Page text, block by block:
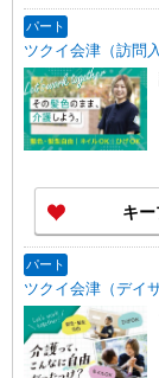
パート
ツクイ会津（訪問入
キ
パート
ツクイ会津（デイ